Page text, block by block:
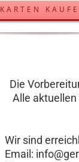
KARTEN
Die
Alle
Wir sind
Email: